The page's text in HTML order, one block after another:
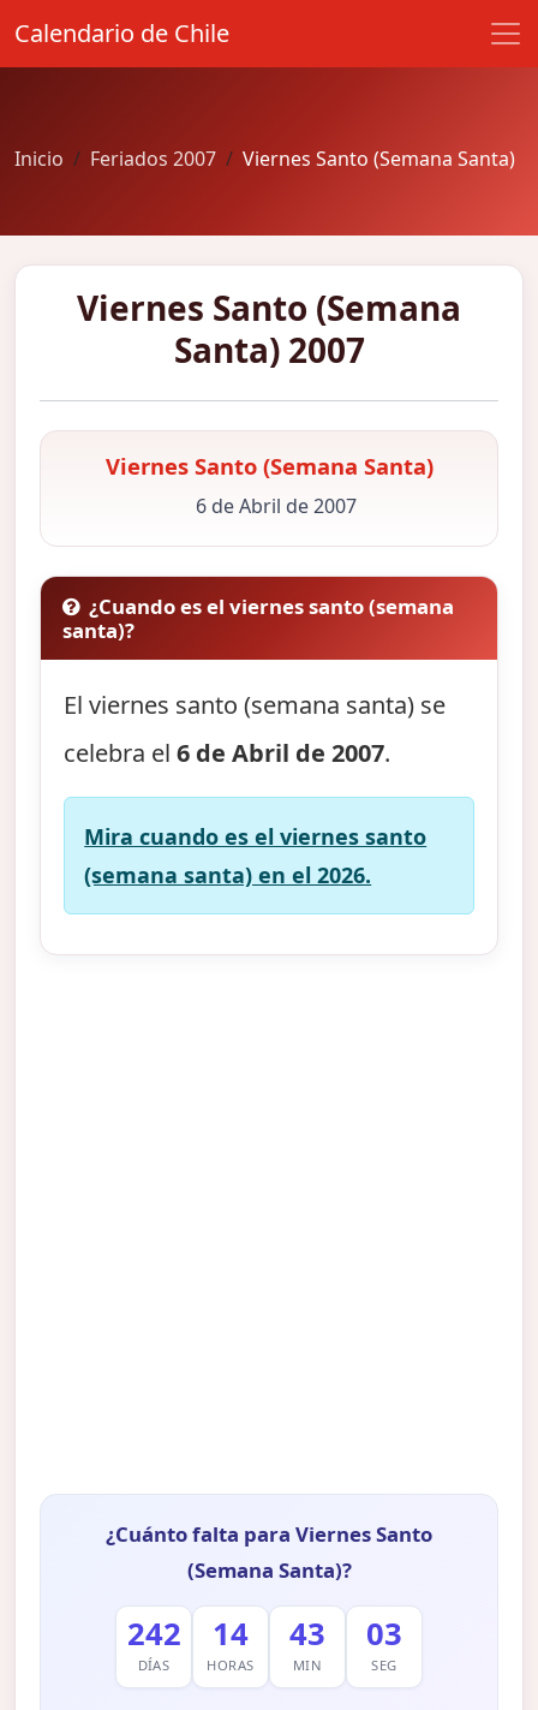
Calendario de Chile
Inicio Feriados 2007 Viernes Santo (Semana Santa)
Viernes Santo (Semana
Santa) 2007
Viernes Santo (Semana Santa)
6 de Abril de 2007
¿Cuando es el viernes santo (semana
santa)?
El viernes santo (semana santa) se
celebra el6 de Abril de 2007.
Mira cuando es el viernes santo
(semana santa) en el 2026.
¿Cuánto falta para Viernes Santo
(Semana Santa)?
242
DÍAS
14
HORAS
43
MIN
01
SEG